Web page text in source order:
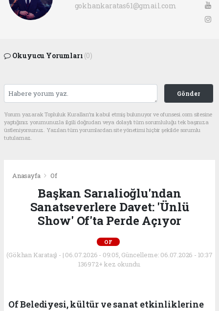
gokhankaratas61@gmail.com
Okuyucu Yorumları (0)
Gönder
Yorum yazarak Topluluk Kuralları’nı kabul etmiş bulunuyor ve ofunsesi.com sitesine
yaptığınız yorumunuzla ilgili doğrudan veya dolaylı tüm sorumluluğu tek başınıza
üstleniyorsunuz. Yazılan tüm yorumlardan site yönetimi hiçbir şekilde sorumlu
tutulamaz.
Anasayfa Of
Başkan Sarıalioğlu'ndan
Sanatseverlere Davet: 'Ünlü
Show' Of'ta Perde Açıyor
OF
(Gökhan Karataş) - | 06.07.2026 - 09:05, Güncelleme: 06.07.2026 - 10:37
136972+ kez okundu.
Of Belediyesi, kültür ve sanat etkinliklerine